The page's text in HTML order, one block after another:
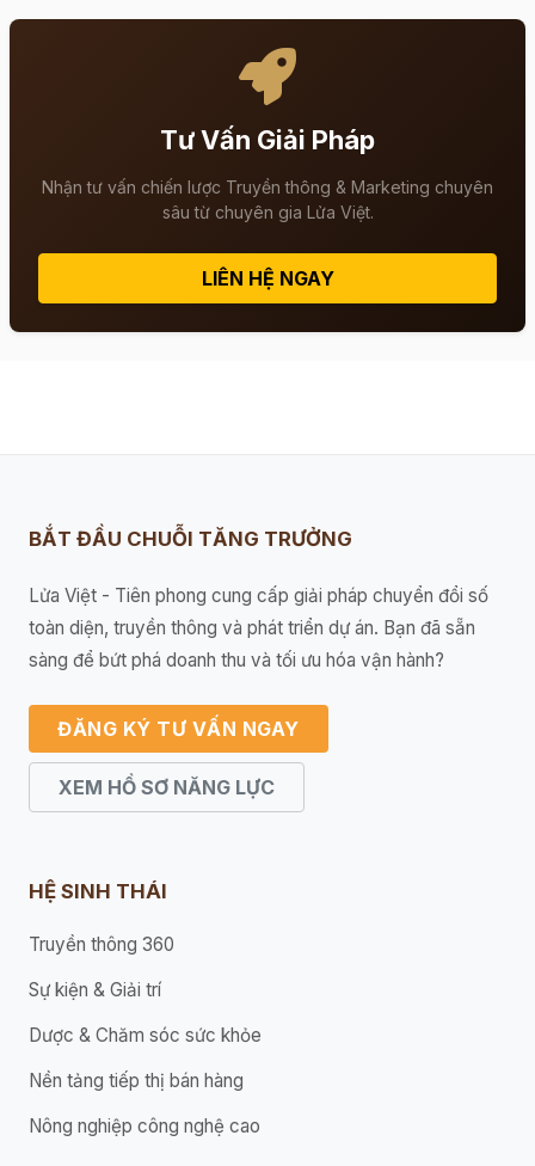
Tư Vấn Giải Pháp
Nhận tư vấn chiến lược Truyền thông & Marketing chuyên
sâu từ chuyên gia Lửa Việt.
LIÊN HỆ NGAY
BẮT ĐẦU CHUỖI TĂNG TRƯỞNG
Lửa Việt - Tiên phong cung cấp giải pháp chuyển đổi số
toàn diện, truyền thông và phát triển dự án. Bạn đã sẵn
sàng để bứt phá doanh thu và tối ưu hóa vận hành?
ĐĂNG KÝ TƯ VẤN NGAY
XEM HỒ SƠ NĂNG LỰC
HỆ SINH THÁI
Truyền thông 360
Sự kiện & Giải trí
Dược & Chăm sóc sức khỏe
Nền tảng tiếp thị bán hàng
Nông nghiệp công nghệ cao